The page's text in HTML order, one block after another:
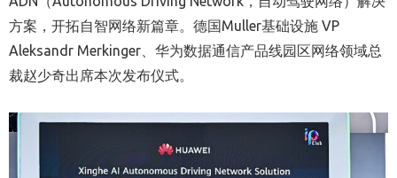
方案，开拓自智网络新篇章。德国Muller基础设施 VP
Aleksandr Merkinger、华为数据通信产品线园区网络领域总
裁赵少奇出席本次发布仪式。